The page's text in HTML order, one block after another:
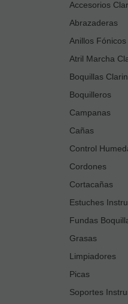
Accesorios
Abrazaderas
Anillos Fónicos
Atril Marcha
Boquillas
Boquilleros
Campanas
Cañas
Control
Cordones
Cortacañas
Estuches
Fundas
Grasas
Limpiadores
Picas
Soportes